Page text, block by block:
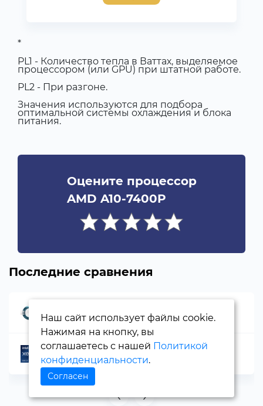
*
PL1 - Количество тепла в Ваттах, выделяемое
процессором (или GPU) при штатной работе.
PL2 - При разгоне.
Значения используются для подбора
оптимальной системы охлаждения и блока
питания.
Оцените процессор
AMD A10-7400P
Последние сравнения
AMD Epyc 7443
Intel Xeon Gold 6154
‹ ›
Наш сайт использует файлы cookie.
Нажимая на кнопку, вы
соглашаетесь с нашей Политикой
конфиденциальности.
Согласен